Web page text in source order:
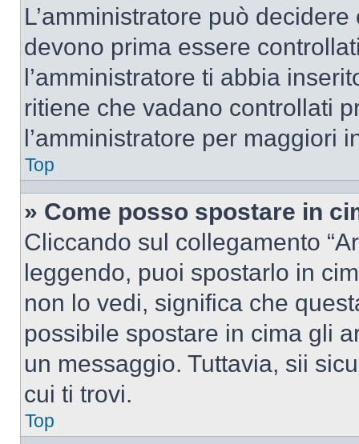
L’amministratore può
devono prima essere
l’amministratore ti abbia
ritiene che vadano controllati
l’amministratore per maggiori
Top
» Come posso spostare in
Cliccando sul collegamento
leggendo, puoi spostarlo in
non lo vedi, significa che
possibile spostare in cima gli
un messaggio. Tuttavia, sii
cui ti trovi.
Top